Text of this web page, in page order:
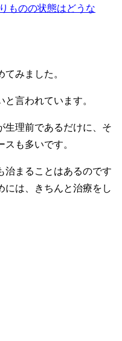
ものの状態はどうな
みました。
言われています。
生理前であるだけに、そ
も多いです。
治まることはあるのです
には、きちんと治療をし